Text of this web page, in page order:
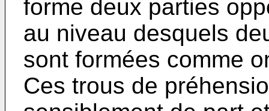
forme deux parties
au niveau desquels
sont formées comme
Ces trous de